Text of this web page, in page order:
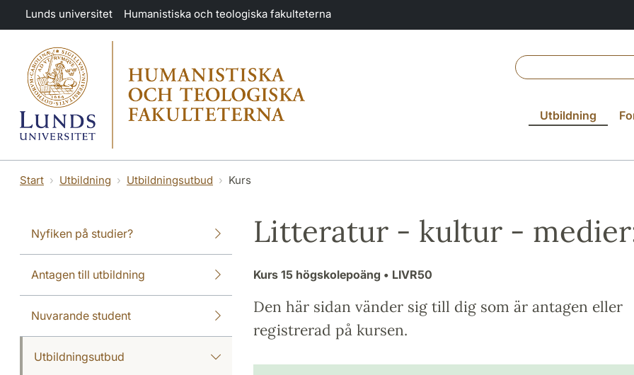
Hoppa till huvudinnehåll
Lunds universitet Humanistiska och teologiska fakulteterna
Utbildning
Start Utbildning Utbildningsutbud Kurs
Nyfiken på studier?
Antagen till utbildning
Nuvarande student
Utbildningsutbud
Litteratur - kultur -
Kurs 15 högskolepoäng • LIVR50
Den här sidan vänder sig till dig som är antagen eller
registrerad på kursen.